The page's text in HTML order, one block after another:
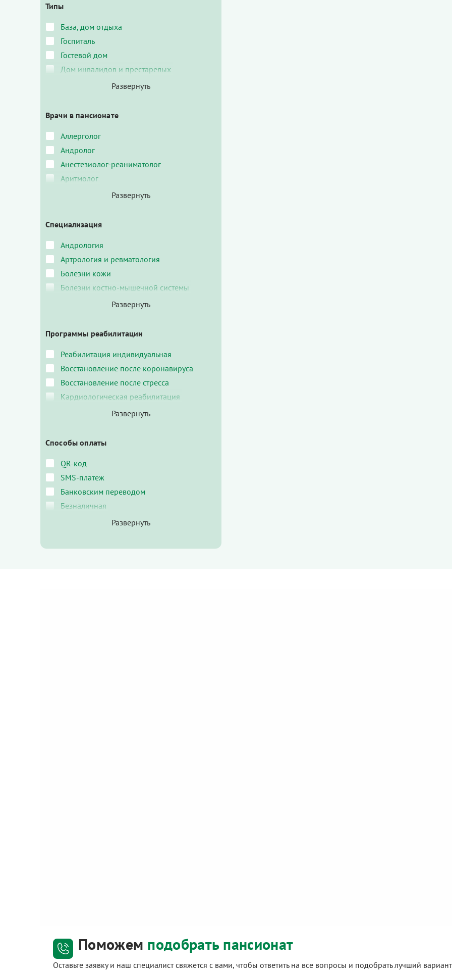
Типы
База, дом отдыха
Госпиталь
Гостевой дом
Дом инвалидов и престарелых
Врачи в пансионате
Аллерголог
Андролог
Анестезиолог-реаниматолог
Аритмолог
Специализация
Андрология
Артрология и ревматология
Болезни кожи
Болезни костно-мышечной системы
Программы реабилитации
Реабилитация индивидуальная
Восстановление после коронавируса
Восстановление после стресса
Кардиологическая реабилитация
Способы оплаты
QR-код
SMS-платеж
Банковским переводом
Безналичная
Поможем подобрать пансионат
Оставьте заявку и наш специалист свяжется с вами, чтобы ответить на все вопросы и подобрать лучший